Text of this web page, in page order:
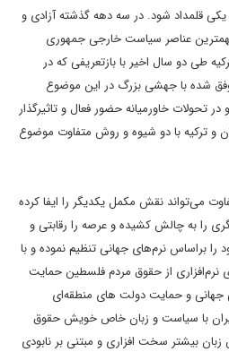
یکی قلمداد شود. در سه دهه گذشته آزادی و
عناصر سیاست خارجی جمهوری
طی دو سال اخیر با بازتعریفی که در
شده با جهشی بزرگ در این موضوع
تحولات خاورمیانه حضور فعال و تاثیرگذار
و ترکیه با دو شیوه و روش متفاوت موضوع
می‌تواند نقش مکمل یکدیگر را ایفا کرده
را به چالش کشیده و عرصه را رقابتی و
را براساس نرم‌های جهانی تنظیم نموده و با
نرم‌افزاری از حقوق مردم فلسطین حمایت
جهانی و حمایت دولت های منطقه‌ای
با سیاست و زبان خاص خویش حقوق
بیشتر سخت افزاری و مبتنی بر نابودی